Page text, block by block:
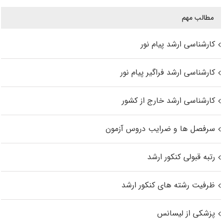
مطالب مهم
کارشناسی ارشد پیام نور
کارشناسی ارشد فراگیر پیام نور
کارشناسی ارشد خارج از کشور
سرفصل ها و ضرایب دروس آزمون
رتبه قبولی کنکور ارشد
ظرفیت رشته های کنکور ارشد
پزشکی از لیسانس